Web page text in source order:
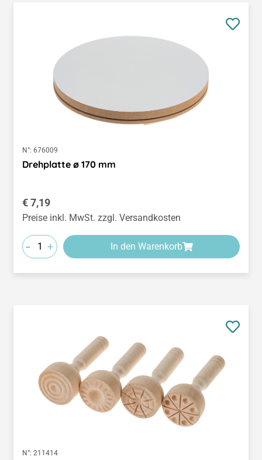
N°: 676009
Drehplatte ø 170 mm
Regulärer Preis:
€ 7,19
Preise inkl. MwSt. zzgl. Versandkosten
- + In den Warenkorb
N°: 211414